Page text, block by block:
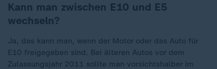
Kann man zwischen E10 und E5
wechseln?
Ja, das kann man, wenn der Motor oder das Auto für
E10 freigegeben sind. Bei älteren Autos vor dem
Zulassungsjahr 2011 sollte man vorsichtshalber im